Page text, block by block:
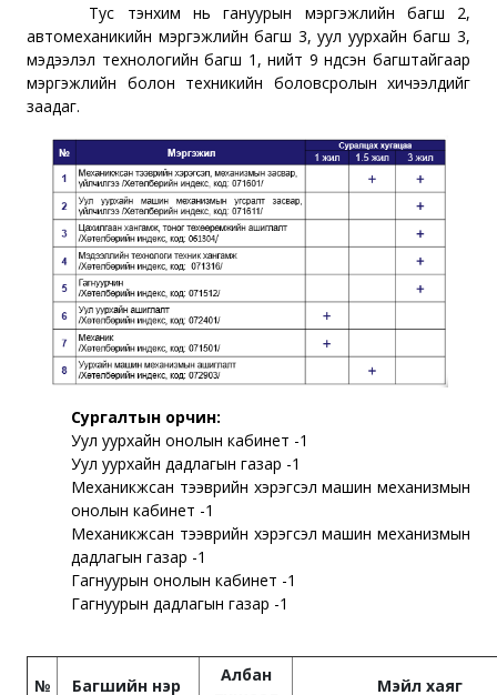
Тус
тэнхим нь гануурын
мэргэжлийн багш 2,
автомеханикийн мэргэжлийн багш 3, уул уурхайн багш 3,
мэдээлэл технологийн багш 1, нийт 9 үндсэн багштайгаар
мэргэжлийн болон техникийн боловсролын хичээлүүдийг
заадаг.
Сургалтын орчин:
Уул уурхайн онолын кабинет -1
Уул уурхайн дадлагын газар -1
Механикжсан тээврийн хэрэгсэл машин механизмын
онолын кабинет -1
Механикжсан тээврийн хэрэгсэл машин механизмын
дадлагын газар -1
Гагнуурын онолын кабинет -1
Гагнуурын дадлагын газар -1
№ Багшийн нэр
Албан
Мэйл хаяг